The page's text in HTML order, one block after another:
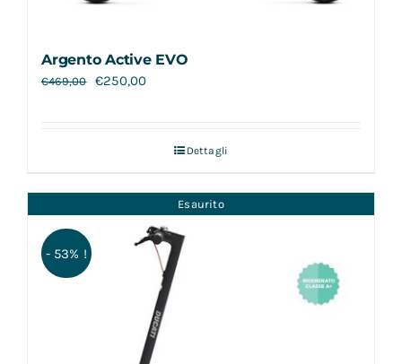
Argento Active EVO
€469,00 €250,00
Dettagli
Esaurito
- 53% !